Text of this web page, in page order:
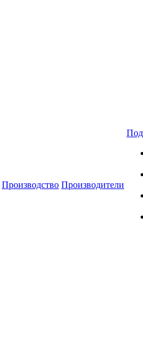
Производство Производители